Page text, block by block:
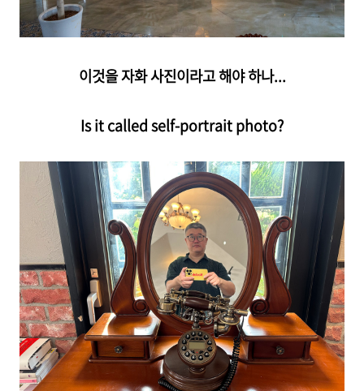
이것을 자화 사진이라고 해야 하나...
Is it called self-portrait photo?